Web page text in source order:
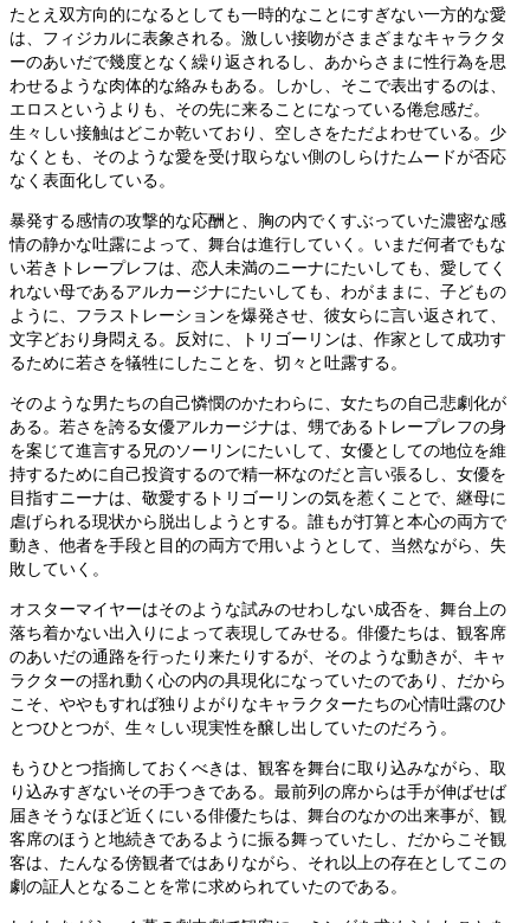
たとえ双方向的になるとしても一時的なことにすぎない一方的な愛
は、フィジカルに表象される。激しい接吻がさまざまなキャラクタ
ーのあいだで幾度となく繰り返されるし、あからさまに性行為を思
わせるような肉体的な絡みもある。しかし、そこで表出するのは、
エロスというよりも、その先に来ることになっている倦怠感だ。
生々しい接触はどこか乾いており、空しさをただよわせている。少
なくとも、そのような愛を受け取らない側のしらけたムードが否応
なく表面化している。
暴発する感情の攻撃的な応酬と、胸の内でくすぶっていた濃密な感
情の静かな吐露によって、舞台は進行していく。いまだ何者でもな
い若きトレープレフは、恋人未満のニーナにたいしても、愛してく
れない母であるアルカージナにたいしても、わがままに、子どもの
ように、フラストレーションを爆発させ、彼女らに言い返されて、
文字どおり身悶える。反対に、トリゴーリンは、作家として成功す
るために若さを犠牲にしたことを、切々と吐露する。
そのような男たちの自己憐憫のかたわらに、女たちの自己悲劇化が
ある。若さを誇る女優アルカージナは、甥であるトレープレフの身
を案じて進言する兄のソーリンにたいして、女優としての地位を維
持するために自己投資するので精一杯なのだと言い張るし、女優を
目指すニーナは、敬愛するトリゴーリンの気を惹くことで、継母に
虐げられる現状から脱出しようとする。誰もが打算と本心の両方で
動き、他者を手段と目的の両方で用いようとして、当然ながら、失
敗していく。
オスターマイヤーはそのような試みのせわしない成否を、舞台上の
落ち着かない出入りによって表現してみせる。俳優たちは、観客席
のあいだの通路を行ったり来たりするが、そのような動きが、キャ
ラクターの揺れ動く心の内の具現化になっていたのであり、だから
こそ、ややもすれば独りよがりなキャラクターたちの心情吐露のひ
とつひとつが、生々しい現実性を醸し出していたのだろう。
もうひとつ指摘しておくべきは、観客を舞台に取り込みながら、取
り込みすぎないその手つきである。最前列の席からは手が伸ばせば
届きそうなほど近くにいる俳優たちは、舞台のなかの出来事が、観
客席のほうと地続きであるように振る舞っていたし、だからこそ観
客は、たんなる傍観者ではありながら、それ以上の存在としてこの
劇の証人となることを常に求められていたのである。